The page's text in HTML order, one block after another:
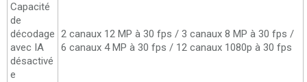
Capacité
de
décodage
avec IA
désactivé
e
2 canaux 12 MP à 30 fps / 3 canaux 8 MP à 30 fps /
6 canaux 4 MP à 30 fps / 12 canaux 1080p à 30 fps